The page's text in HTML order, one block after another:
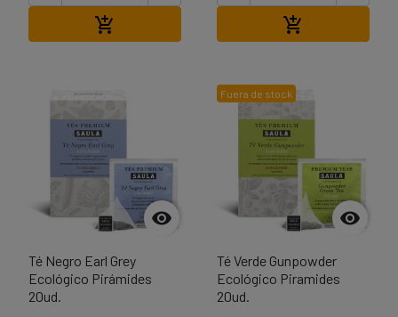
 

Té Negro Earl Grey
Ecológico Pirámides
20ud.
Fuera de stock

Té Verde Gunpowder
Ecológico Piramides
20ud.